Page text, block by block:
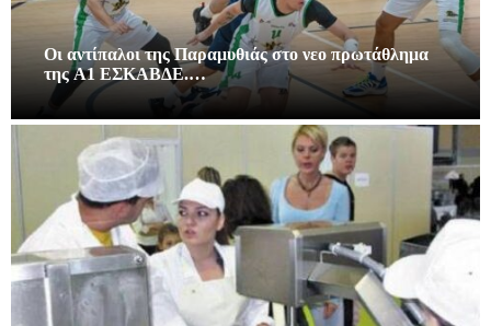
Οι αντίπαλοι της Παραμυθιάς στο νεο πρωτάθλημα
της A1 ΕΣΚΑΒΔΕ.…